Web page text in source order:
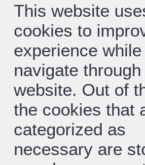
This website
cookies to
experience
navigate through
website. Out of
the cookies that
categorized as
necessary are